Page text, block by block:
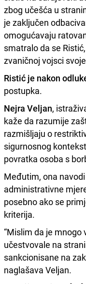
zbog učešća u
je zaključen
omogućavaju
smatralo da se
zvaničnoj vojsci
Ristić je nakon
postupka.
Nejra Veljan,
kaže da razumije
razmišljaju o
sigurnosnog
povratka osoba s
Međutim, ona
administrativne
posebno ako se
kriterija.
“Mislim da je mnogo
učestvovale na
sankcionisane na
naglašava Veljan.